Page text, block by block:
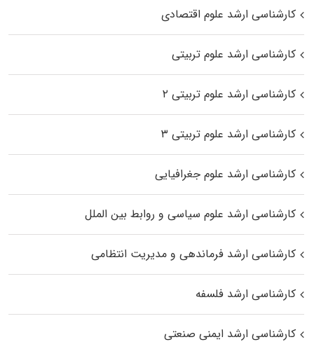
کارشناسی ارشد علوم اقتصادی
کارشناسی ارشد علوم تربیتی
کارشناسی ارشد علوم تربیتی ۲
کارشناسی ارشد علوم تربیتی ۳
کارشناسی ارشد علوم جغرافیایی
کارشناسی ارشد علوم سیاسی و روابط بین الملل
کارشناسی ارشد فرماندهی و مدیریت انتظامی
کارشناسی ارشد فلسفه
کارشناسی ارشد ایمنی صنعتی